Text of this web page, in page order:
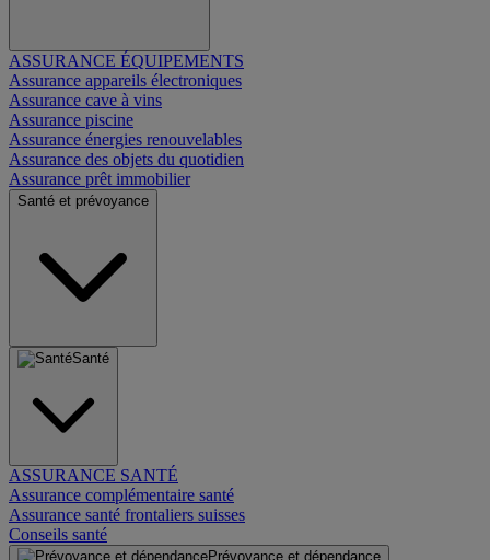
ASSURANCE ÉQUIPEMENTS
Assurance appareils électroniques
Assurance cave à vins
Assurance piscine
Assurance énergies renouvelables
Assurance des objets du quotidien
Assurance prêt immobilier
Santé et prévoyance
Santé
ASSURANCE SANTÉ
Assurance complémentaire santé
Assurance santé frontaliers suisses
Conseils santé
Prévoyance et dépendance